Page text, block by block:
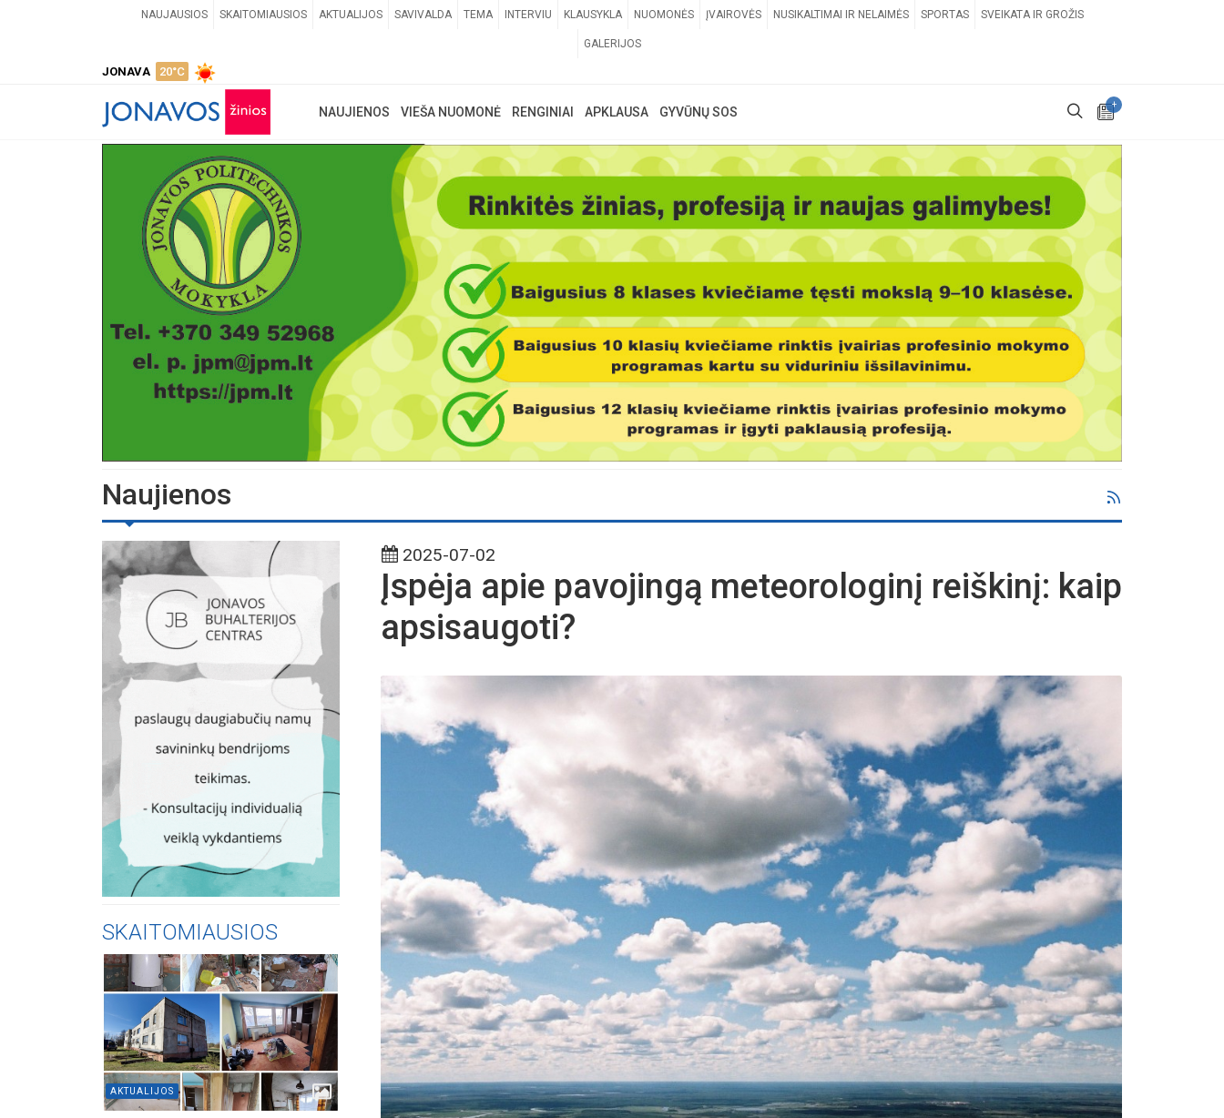
NAUJAUSIOS SKAITOMIAUSIOS AKTUALIJOS SAVIVALDA TEMA INTERVIU KLAUSYKLA NUOMONĖS ĮVAIROVĖS NUSIKALTIMAI IR NELAIMĖS SPORTAS SVEIKATA IR GROŽIS
GALERIJOS
JONAVA 20°C
+
NAUJIENOS VIEŠA NUOMONĖ RENGINIAI APKLAUSA GYVŪNŲ SOS
Naujienos
SKAITOMIAUSIOS
AKTUALIJOS
2025-07-02
Įspėja apie pavojingą meteorologinį reiškinį: kaip
apsisaugoti?